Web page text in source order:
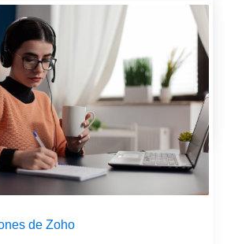
datos crucialesSi tu
aún gestiona los viáticos
debes conocer
cruciales
GENERAL
de Zoho